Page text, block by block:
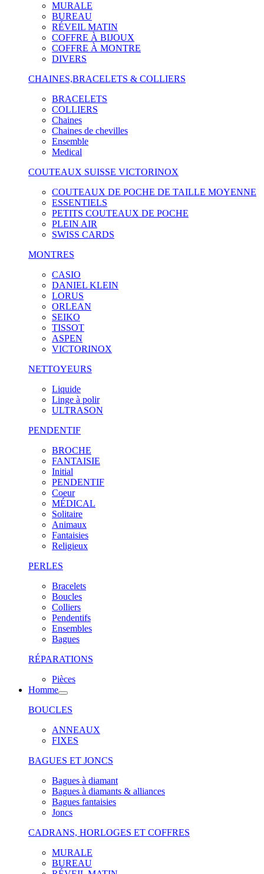
MURALE
BUREAU
RÉVEIL MATIN
COFFRE À BIJOUX
COFFRE À MONTRE
DIVERS
CHAINES,BRACELETS & COLLIERS
BRACELETS
COLLIERS
Chaines
Chaines de chevilles
Ensemble
Medical
COUTEAUX SUISSE VICTORINOX
COUTEAUX DE POCHE DE TAILLE MOYENNE
ESSENTIELS
PETITS COUTEAUX DE POCHE
PLEIN AIR
SWISS CARDS
MONTRES
CASIO
DANIEL KLEIN
LORUS
ORLEAN
SEIKO
TISSOT
ASPEN
VICTORINOX
NETTOYEURS
Liquide
Linge à polir
ULTRASON
PENDENTIF
BROCHE
FANTAISIE
Initial
PENDENTIF
Coeur
MÉDICAL
Solitaire
Animaux
Fantaisies
Religieux
PERLES
Bracelets
Boucles
Colliers
Pendentifs
Ensembles
Bagues
RÉPARATIONS
Pièces
Homme
BOUCLES
ANNEAUX
FIXES
BAGUES ET JONCS
Bagues à diamant
Bagues à diamants & alliances
Bagues fantaisies
Joncs
CADRANS, HORLOGES ET COFFRES
MURALE
BUREAU